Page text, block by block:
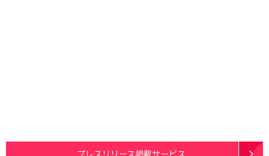
プレスリリース掲載サービス